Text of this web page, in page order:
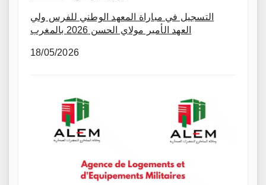
التسجيل في مباراة المعهد الوطني للفرس ولي
العهد الأمير مولاي الحسن 2026 بالمغرب
18/05/2026